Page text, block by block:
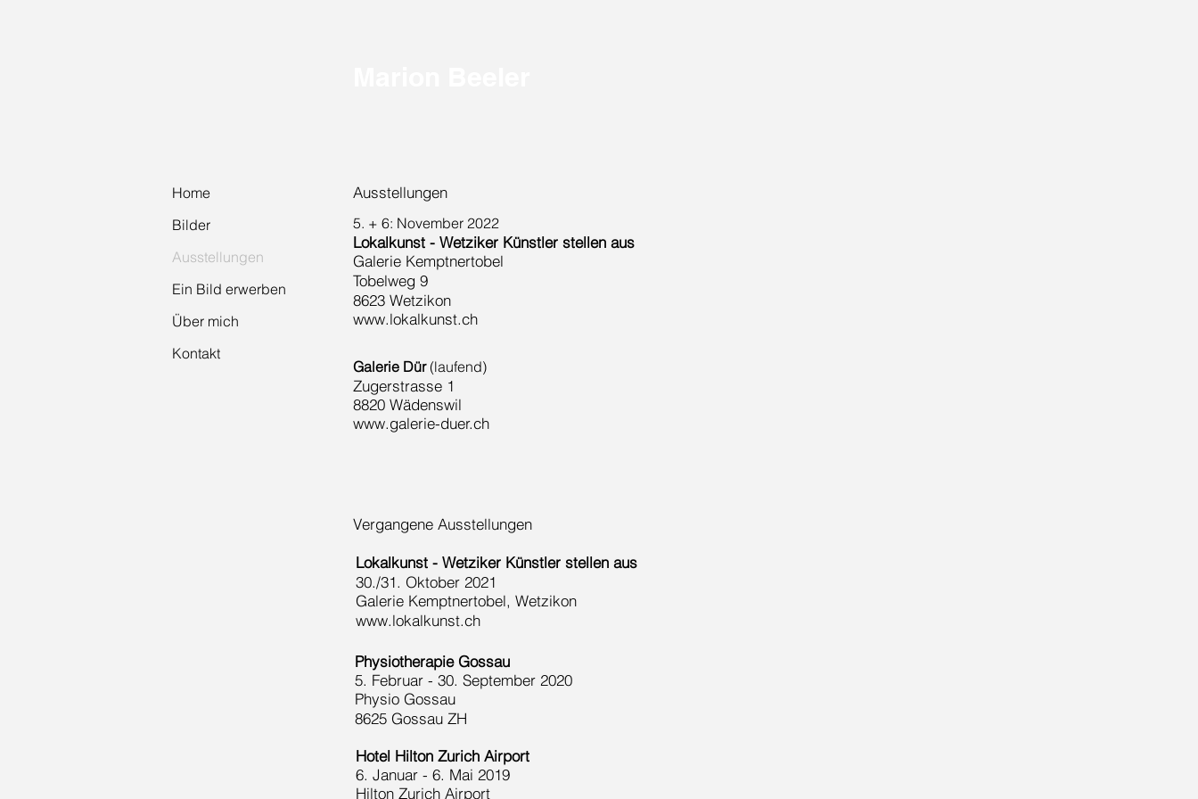
Ausstellungen
5. + 6: November 2022
Lokalkunst - Wetziker Künstler stellen aus
Galerie Kemptnertobel
Tobelweg 9
8623 Wetzikon
www.lokalkunst.ch
Galerie Dür(laufend)
Zugerstrasse 1
8820 Wädenswil
www.galerie-duer.ch
Vergangene Ausstellungen
Lokalkunst - Wetziker Künstler stellen aus
30./31. Oktober 2021
Galerie Kemptnertobel, Wetzikon
www.lokalkunst.ch
Physiotherapie Gossau
5. Februar - 30. September 2020
Physio Gossau
8625 Gossau ZH
Hotel Hilton Zurich Airport
6. Januar - 6. Mai 2019
Hilton Zurich Airport
Home
Bilder
Ausstellungen
Ein Bild erwerben
Über mich
Kontakt